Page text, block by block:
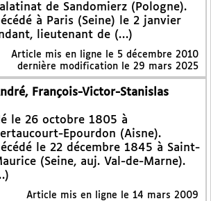
de Sandomierz (Pologne).
à Paris (Seine) le 2 janvier
lieutenant de (…)
Article mis en ligne le 5 décembre 2010
dernière modification le 29 mars 2025
François-Victor-Stanislas
le 26 octobre 1805 à
Epourdon (Aisne).
le 22 décembre 1845 à Saint-
(Seine, auj. Val-de-Marne).
Article mis en ligne le 14 mars 2009